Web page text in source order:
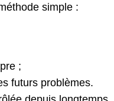
simple :
;
futurs problèmes.